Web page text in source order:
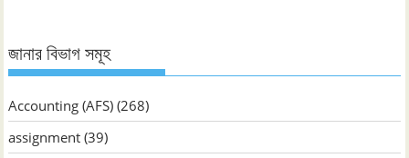
জানার বিভাগ সমূহ
Accounting (AFS) (268)
assignment (39)